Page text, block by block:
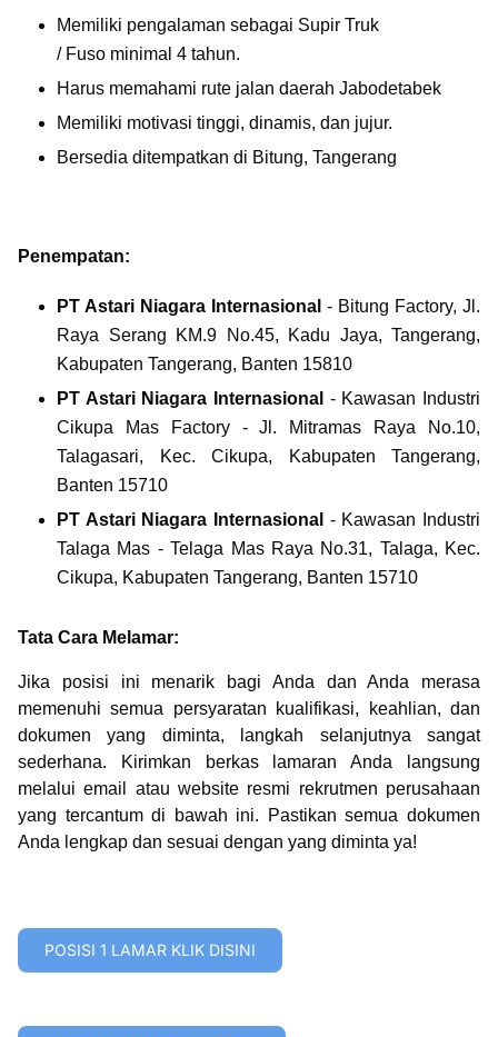
Memiliki pengalaman sebagai Supir Truk
/ Fuso minimal 4 tahun.
Harus memahami rute jalan daerah Jabodetabek
Memiliki motivasi tinggi, dinamis, dan jujur.
Bersedia ditempatkan di Bitung, Tangerang
Penempatan:
PT Astari Niagara Internasional - Bitung Factory, Jl.
Raya Serang KM.9 No.45, Kadu Jaya, Tangerang,
Kabupaten Tangerang, Banten 15810
PT Astari Niagara Internasional - Kawasan Industri
Cikupa Mas Factory - Jl. Mitramas Raya No.10,
Talagasari, Kec. Cikupa, Kabupaten Tangerang,
Banten 15710
PT Astari Niagara Internasional - Kawasan Industri
Talaga Mas - Telaga Mas Raya No.31, Talaga, Kec.
Cikupa, Kabupaten Tangerang, Banten 15710
Tata Cara Melamar:
Jika posisi ini menarik bagi Anda dan Anda merasa
memenuhi semua persyaratan kualifikasi, keahlian, dan
dokumen yang diminta, langkah selanjutnya sangat
sederhana. Kirimkan berkas lamaran Anda langsung
melalui email atau website resmi rekrutmen perusahaan
yang tercantum di bawah ini. Pastikan semua dokumen
Anda lengkap dan sesuai dengan yang diminta ya!
POSISI 1 LAMAR KLIK DISINI